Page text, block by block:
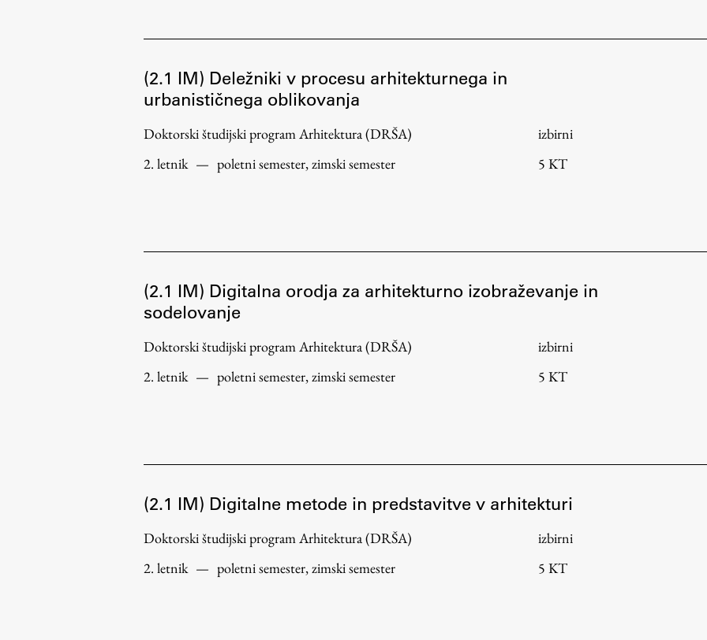
(2.1 IM) Deležniki v procesu arhitekturnega in
urbanističnega oblikovanja
Doktorski študijski program Arhitektura (DRŠA)
2. letnik — poletni semester, zimski semester
izbirni
5 KT
(2.1 IM) Digitalna orodja za arhitekturno izobraževanje in
sodelovanje
Doktorski študijski program Arhitektura (DRŠA)
2. letnik — poletni semester, zimski semester
izbirni
5 KT
(2.1 IM) Digitalne metode in predstavitve v arhitekturi
Doktorski študijski program Arhitektura (DRŠA)
2. letnik — poletni semester, zimski semester
izbirni
5 KT